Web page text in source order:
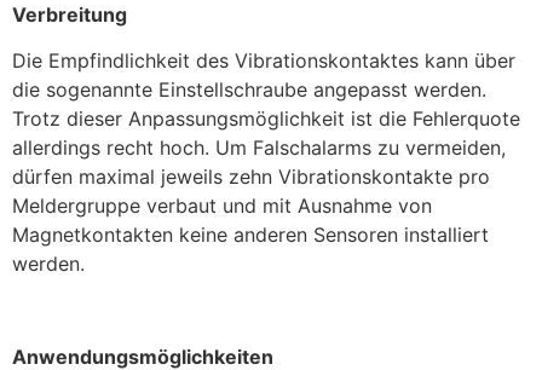
Verbreitung
Die Empfindlichkeit des Vibrationskontaktes kann über
die sogenannte Einstellschraube angepasst werden.
Trotz dieser Anpassungsmöglichkeit ist die Fehlerquote
allerdings recht hoch. Um Falschalarms zu vermeiden,
dürfen maximal jeweils zehn Vibrationskontakte pro
Meldergruppe verbaut und mit Ausnahme von
Magnetkontakten keine anderen Sensoren installiert
werden.
Anwendungsmöglichkeiten